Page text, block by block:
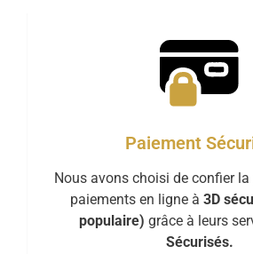
Paiement
Nous avons choisi de confier
paiements en ligne à 3D
populaire) grâce à leurs
Sécurisés.